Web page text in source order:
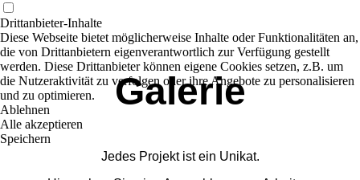
Galerie
Jedes Projekt ist ein Unikat.
Drittanbieter-Inhalte
Diese Webseite bietet möglicherweise Inhalte oder Funktionalitäten an,
die von Drittanbietern eigenverantwortlich zur Verfügung gestellt
werden. Diese Drittanbieter können eigene Cookies setzen, z.B. um
die Nutzeraktivität zu verfolgen oder ihre Angebote zu personalisieren
und zu optimieren.
Ablehnen
Alle akzeptieren
Speichern